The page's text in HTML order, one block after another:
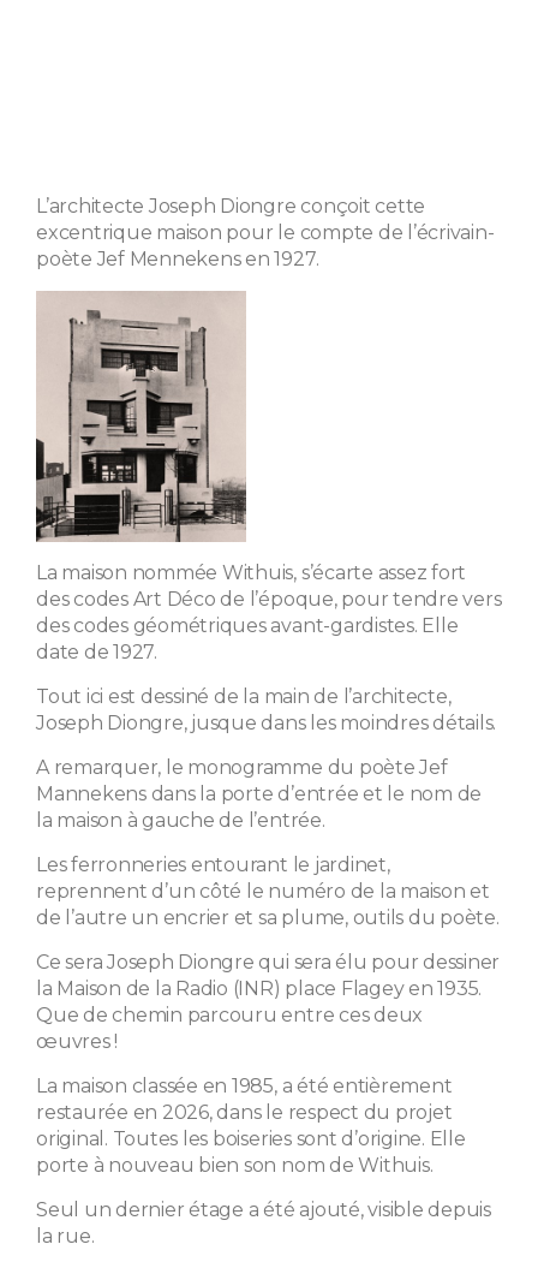
L’architecte Joseph Diongre conçoit cette
excentrique maison pour le compte de l’écrivain-
poète Jef Mennekens en 1927.
La maison nommée Withuis, s’écarte assez fort
des codes Art Déco de l’époque, pour tendre vers
des codes géométriques avant-gardistes. Elle
date de 1927.
Tout ici est dessiné de la main de l’architecte,
Joseph Diongre, jusque dans les moindres détails.
A remarquer, le monogramme du poète Jef
Mannekens dans la porte d’entrée et le nom de
la maison à gauche de l’entrée.
Les ferronneries entourant le jardinet,
reprennent d’un côté le numéro de la maison et
de l’autre un encrier et sa plume, outils du poète.
Ce sera Joseph Diongre qui sera élu pour dessiner
la Maison de la Radio (INR) place Flagey en 1935.
Que de chemin parcouru entre ces deux
œuvres !
La maison classée en 1985, a été entièrement
restaurée en 2026, dans le respect du projet
original. Toutes les boiseries sont d’origine. Elle
porte à nouveau bien son nom de Withuis.
Seul un dernier étage a été ajouté, visible depuis
la rue.